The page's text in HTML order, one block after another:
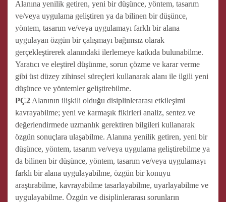
Alanına yenilik getiren, yeni bir düşünce, yöntem, tasarım
ve/veya uygulama geliştiren ya da bilinen bir düşünce,
yöntem, tasarım ve/veya uygulamayı farklı bir alana
uygulayan özgün bir çalışmayı bağımsız olarak
gerçekleştirerek alanındaki ilerlemeye katkıda bulunabilme.
Yaratıcı ve eleştirel düşünme, sorun çözme ve karar verme
gibi üst düzey zihinsel süreçleri kullanarak alanı ile ilgili yeni
düşünce ve yöntemler geliştirebilme.
PÇ2 Alanının ilişkili olduğu disiplinlerarası etkileşimi
kavrayabilme; yeni ve karmaşık fikirleri analiz, sentez ve
değerlendirmede uzmanlık gerektiren bilgileri kullanarak
özgün sonuçlara ulaşabilme. Alanına yenilik getiren, yeni bir
düşünce, yöntem, tasarım ve/veya uygulama geliştirebilme ya
da bilinen bir düşünce, yöntem, tasarım ve/veya uygulamayı
farklı bir alana uygulayabilme, özgün bir konuyu
araştırabilme, kavrayabilme tasarlayabilme, uyarlayabilme ve
uygulayabilme. Özgün ve disiplinlerarası sorunların